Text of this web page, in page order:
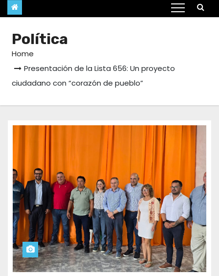
Política
Home
Presentación de la Lista 656: Un proyecto
ciudadano con “corazón de pueblo”